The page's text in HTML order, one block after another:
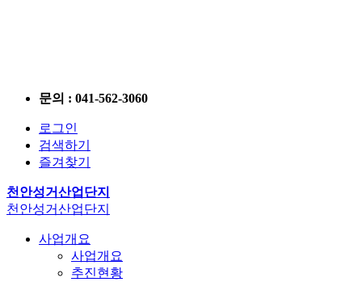
문의 : 041-562-3060
로그인
검색하기
즐겨찾기
천안성거산업단지
천안성거산업단지
사업개요
사업개요
추진현황